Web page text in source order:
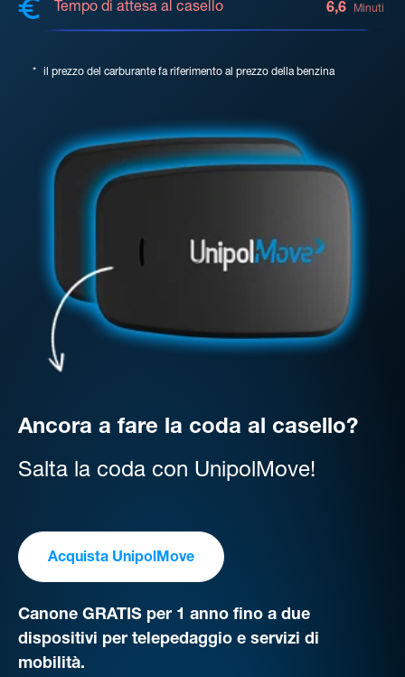
Tempo di attesa al casello 6,6 Minuti
* il prezzo del carburante fa riferimento al prezzo della benzina
Ancora a fare la coda al casello?
Salta la coda con UnipolMove!
Acquista UnipolMove
Canone GRATIS per 1 anno fino a due
dispositivi per telepedaggio e servizi di
mobilità.